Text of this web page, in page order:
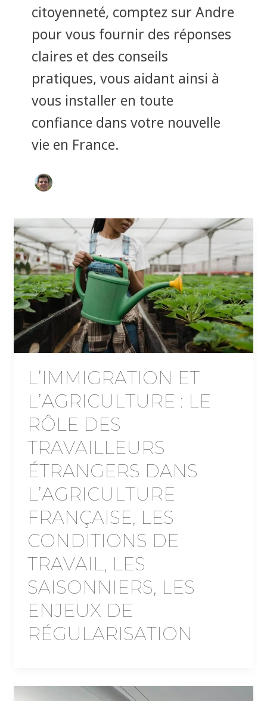
citoyenneté, comptez sur Andre
pour vous fournir des réponses
claires et des conseils
pratiques, vous aidant ainsi à
vous installer en toute
confiance dans votre nouvelle
vie en France.
L’IMMIGRATION ET
L’AGRICULTURE : LE
RÔLE DES
TRAVAILLEURS
ÉTRANGERS DANS
L’AGRICULTURE
FRANÇAISE, LES
CONDITIONS DE
TRAVAIL, LES
SAISONNIERS, LES
ENJEUX DE
RÉGULARISATION